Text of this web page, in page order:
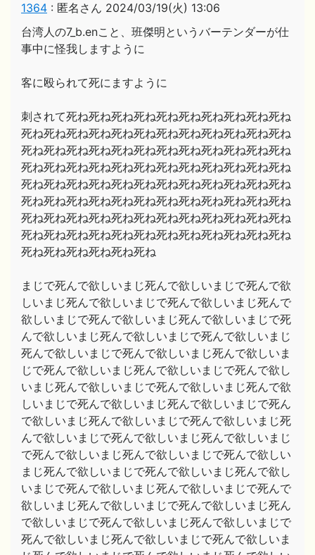
1364 : 匿名さん 2024/03/19(火) 13:06
台湾人の7_b.enこと、班傑明というバーテンダーが仕
事中に怪我しますように
客に殴られて死にますように
刺されて死ね死ね死ね死ね死ね死ね死ね死ね死ね死ね
死ね死ね死ね死ね死ね死ね死ね死ね死ね死ね死ね死ね
死ね死ね死ね死ね死ね死ね死ね死ね死ね死ね死ね死ね
死ね死ね死ね死ね死ね死ね死ね死ね死ね死ね死ね死ね
死ね死ね死ね死ね死ね死ね死ね死ね死ね死ね死ね死ね
死ね死ね死ね死ね死ね死ね死ね死ね死ね死ね死ね死ね
死ね死ね死ね死ね死ね死ね死ね死ね死ね死ね死ね死ね
死ね死ね死ね死ね死ね死ね死ね死ね死ね死ね死ね死ね
死ね死ね死ね死ね死ね死ね
まじで死んで欲しいまじ死んで欲しいまじで死んで欲
しいまじ死んで欲しいまじで死んで欲しいまじ死んで
欲しいまじで死んで欲しいまじ死んで欲しいまじで死
んで欲しいまじ死んで欲しいまじで死んで欲しいまじ
死んで欲しいまじで死んで欲しいまじ死んで欲しいま
じで死んで欲しいまじ死んで欲しいまじで死んで欲し
いまじ死んで欲しいまじで死んで欲しいまじ死んで欲
しいまじで死んで欲しいまじ死んで欲しいまじで死ん
で欲しいまじ死んで欲しいまじで死んで欲しいまじ死
んで欲しいまじで死んで欲しいまじ死んで欲しいまじ
で死んで欲しいまじ死んで欲しいまじで死んで欲しい
まじ死んで欲しいまじで死んで欲しいまじ死んで欲し
いまじで死んで欲しいまじ死んで欲しいまじで死んで
欲しいまじ死んで欲しいまじで死んで欲しいまじ死ん
で欲しいまじで死んで欲しいまじ死んで欲しいまじで
死んで欲しいまじ死んで欲しいまじで死んで欲しいま